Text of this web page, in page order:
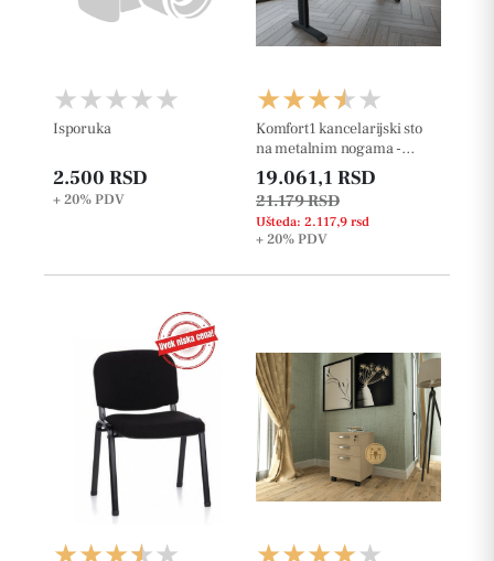
Isporuka
2.500 RSD
+ 20%PDV
Komfort1 kancelarijski sto
na metalnim nogama -
36mm
19.061,1 RSD
21.179 RSD
Ušteda: 2.117,9 rsd
+ 20%PDV